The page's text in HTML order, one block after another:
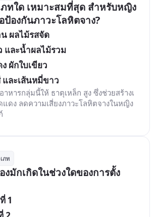
ภทใด เหมาะสมที่สุด สำหรับหญิง
ป้องกันภาวะโลหิตจาง?
ผลไม้รสจัด
และน้ำผลไม้รวม
ผักใบเขียว
ละเส้นหมี่ขาว
าหารกลุ่มนี้ให้ ธาตุเหล็ก สูง ซึ่งช่วยสร้างเ
แดง ลดความเสี่ยงภาวะโลหิตจางในหญิง
ภท
มักเกิดในช่วงใดของการตั้ง
1